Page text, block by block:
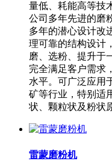
量低、耗能高等技
公司多年先进的磨
多年的潜心设计改
理可靠的结构设计
磨、选粉、提升于
完全满足客户需求
水平。可广泛应用
矿等行业，特别适
状、颗粒状及粉状
雷蒙磨粉机